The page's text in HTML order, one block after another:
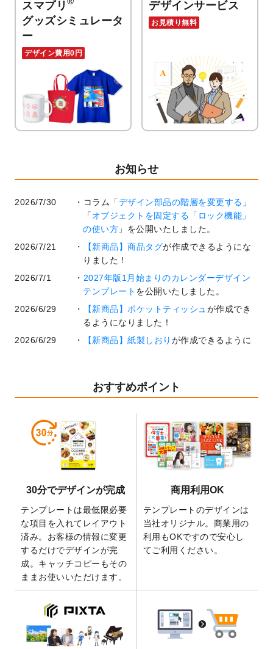
スマプリ
グッズシミュレータ
ー
デザイン費用0円
デザインサービス
お見積り無料
お知らせ
2026/7/30 コラム「デザイン部品の階層を変更する 」
「 オブジェクトを固定する「ロック機能」
の使い方 」を公開いたしました。
2026/7/21
【新商品】商品タグが作成できるようにな
りました！
2026/7/1
2027年版1月始まりのカレンダーデザイン
テンプレート を公開いたしました。
2026/6/29
【新商品】ポケットティッシュが作成でき
るようになりました！
2026/6/29
【新商品】紙製しおり が作成できるように
業効率を上げる便利な操作方法3選！
開いたしました。
暑中見舞いのデザインテンプレート
しました。
2026/5/28
【新商品】マグネットステッカーが作成で
きるようになりました！
の全4ステップを解説！」を公開いたしまし
た。
2026/4/23
コラム「 画像の配置・差し替え・トリミン
グ」「テンプレート間でパーツを流用する
方法」を公開いたしました。
2026/4/21
アクリルキーホルダーのデザインテンプレ
ート を追加いたしました。
りました！
2025/12/22
【新商品】アクリルキーホルダーが作成で
きるようになりました！
おすすめポイント
30分でデザインが完成
テンプレートは最低限必要
な項目を入れてレイアウト
済み。お客様の情報に変更
するだけでデザインが完
成。キャッチコピーもその
ままお使いいただけます。
商用利用OK
テンプレートのデザインは
当社オリジナル。商業用の
利用もOKですので安心し
てご利用ください。